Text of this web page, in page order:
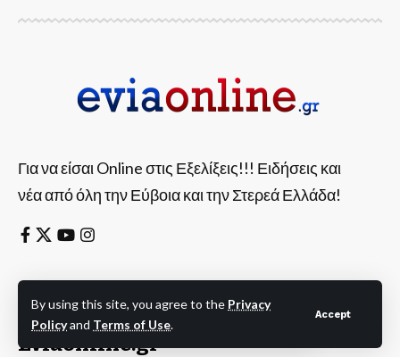
By using this site, you agree to the Privacy
Policyand Terms of Use.
Accept
Για να είσαι Online στις Εξελίξεις!!! Ειδήσεις και
νέα από όλη την Εύβοια και την Στερεά Ελλάδα!
Η Εύβοια πάντα
Online στις Εξελίξεις!
Eviaonline.gr